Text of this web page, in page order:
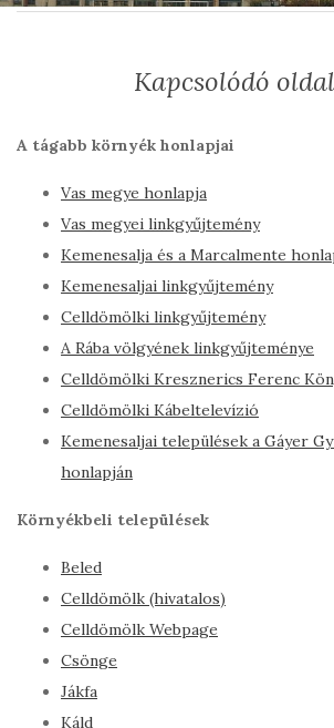
Kapcsolódó
A tágabb környék honlapjai
Vas megye honlapja
Vas megyei linkgyűjtemény
Kemenesalja és a Marcalmente
Kemenesaljai linkgyűjtemény
Celldömölki linkgyűjtemény
A Rába völgyének linkgyűjteménye
Celldömölki Kresznerics Ferenc
Celldömölki Kábeltelevízió
Kemenesaljai települések a Gáyer
honlapján
Környékbeli települések
Beled
Celldömölk (hivatalos)
Celldömölk Webpage
Csönge
Jákfa
Káld